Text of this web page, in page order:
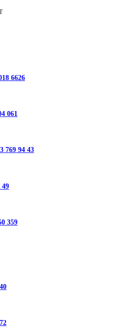
6626
061
769 94 43
49
359